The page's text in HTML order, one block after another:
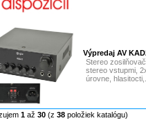
Výpredaj AV
Stereo
stereo vstupmi,
úrovne,
1 až 30 (z 38 položiek katalógu)